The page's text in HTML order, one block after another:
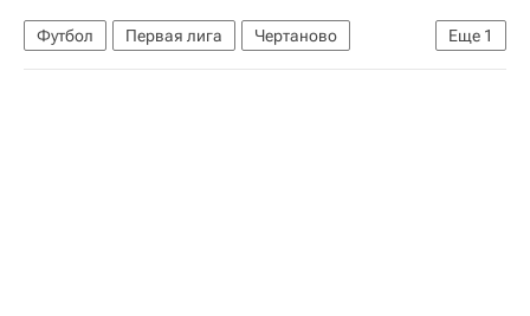
Еще 1
Футбол Первая лига
Чертаново
Динамо-Брянск